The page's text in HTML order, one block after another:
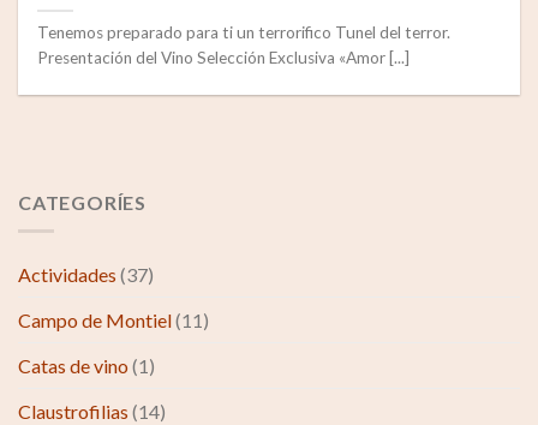
Tenemos preparado para ti un terrorifico Tunel del terror.
Presentación del Vino Selección Exclusiva «Amor [...]
CATEGORÍES
Actividades (37)
Campo de Montiel(11)
Catas de vino (1)
Claustrofilias (14)